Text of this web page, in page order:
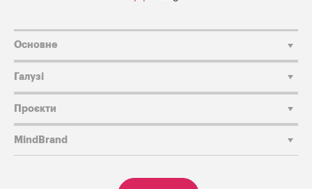
Основне
Галузі
Проєкти
MindBrand